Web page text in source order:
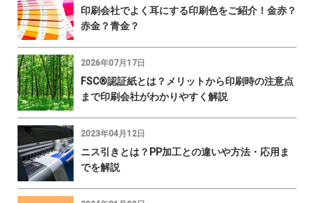
印刷会社でよく耳にする印刷色をご紹介！金赤？
赤金？青金？
2026年07月17日
FSC®認証紙とは？メリットから印刷時の注意点
まで印刷会社がわかりやすく解説
2023年04月12日
ニス引きとは？PP加工との違いや方法・応用ま
でを解説